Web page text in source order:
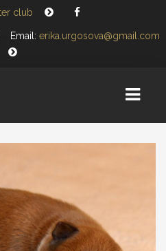
club
Email: erika.urgosova@gmail.com